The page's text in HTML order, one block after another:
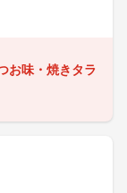
お味・焼きタラ